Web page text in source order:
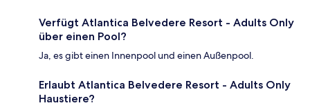
Verfügt Atlantica Belvedere Resort - Adults Only
über einen Pool?
Ja, es gibt einen Innenpool und einen Außenpool.
Erlaubt Atlantica Belvedere Resort - Adults Only
Haustiere?